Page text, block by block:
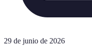
29 de junio de 2026